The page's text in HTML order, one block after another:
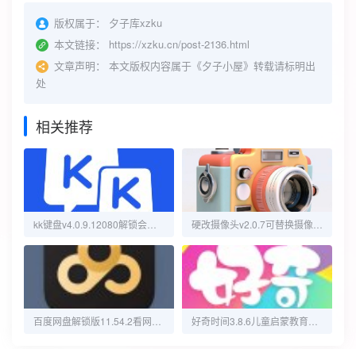
版权属于：
夕子库xzku
本文链接：
https://xzku.cn/post-2136.html
文章声明：
本文版权内容属于《夕子小屋》转载请标明出
处
相关推荐